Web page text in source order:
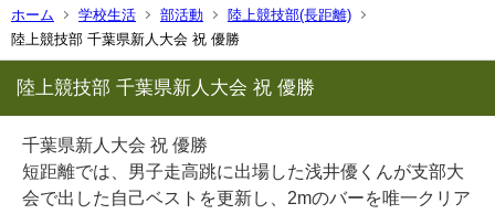
ホーム 学校生活 部活動
陸上競技部(長距離)
陸上競技部 千葉県新人大会 祝 優勝
陸上競技部 千葉県新人大会 祝 優勝
千葉県新人大会 祝 優勝
短距離では、男子走高跳に出場した浅井優くんが支部大
会で出した自己ベストを更新し、2mのバーを唯一クリア